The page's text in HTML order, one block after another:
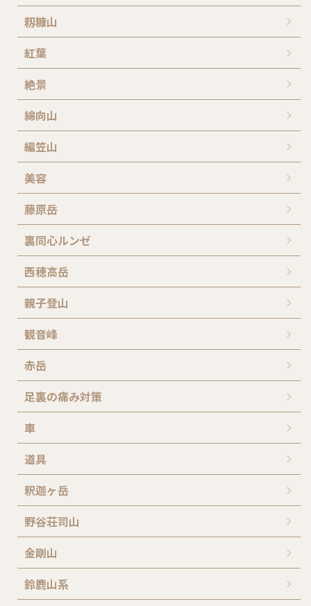
籾糠山
紅葉
絶景
綿向山
編笠山
美容
藤原岳
裏同心ルンゼ
西穂高岳
親子登山
観音峰
赤岳
足裏の痛み対策
車
道具
釈迦ヶ岳
野谷荘司山
金剛山
鈴鹿山系